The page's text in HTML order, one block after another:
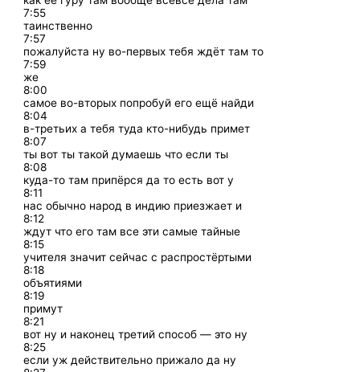
7:55
таинственно
7:57
пожалуйста ну во-первых тебя ждёт там то
7:59
же
8:00
самое во-вторых попробуй его ещё найди
8:04
в-третьих а тебя туда кто-нибудь примет
8:07
ты вот ты такой думаешь что если ты
8:08
куда-то там припёрся да то есть вот у
8:11
нас обычно народ в индию приезжает и
8:12
ждут что его там все эти самые тайные
8:15
учителя значит сейчас с распростёртыми
8:18
объятиями
8:19
примут
8:21
вот ну и наконец третий способ — это ну
8:25
если уж действительно прижало да ну